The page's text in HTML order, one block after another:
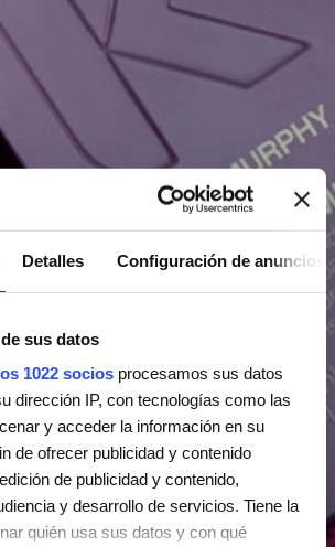
Detalles Configuración de anuncios
sus datos
1022 socios procesamos sus datos
dirección IP, con tecnologías como las
y acceder la información en su
de ofrecer publicidad y contenido
de publicidad y contenido,
y desarrollo de servicios. Tiene la
quién usa sus datos y con qué